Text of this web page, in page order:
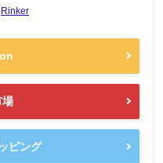
Rinker
場
ピング